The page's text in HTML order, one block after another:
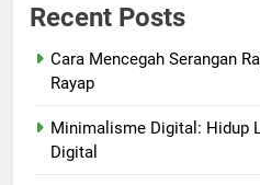
Recent Posts
Cara Mencegah Serangan
Rayap
Minimalisme Digital: Hidup
Digital